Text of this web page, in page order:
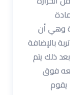
وهي أن
بالإضافة
ذلك يتم
فوق
يقوم